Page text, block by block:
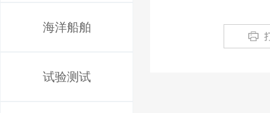
海洋船舶
试验测试